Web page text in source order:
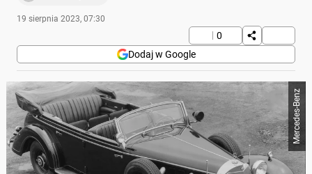
19 sierpnia 2023, 07:30
0
Dodaj w Google
Mercedes-Benz